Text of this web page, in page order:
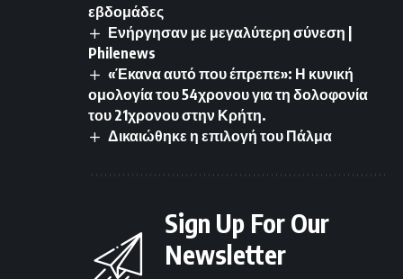
εβδομάδες
Ενήργησαν με μεγαλύτερη σύνεση |
Philenews
«Έκανα αυτό που έπρεπε»: Η κυνική
ομολογία του 54χρονου για τη δολοφονία
του 21χρονου στην Κρήτη.
Δικαιώθηκε η επιλογή του Πάλμα
Sign Up For Our
Newsletter